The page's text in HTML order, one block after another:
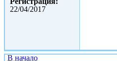
22/04/2017
В начало